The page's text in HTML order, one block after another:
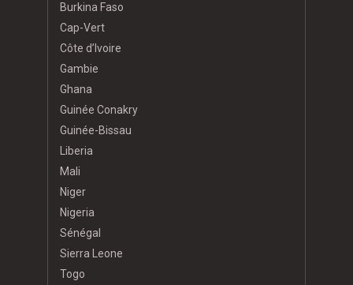
Burkina Faso
Cap-Vert
Côte d’Ivoire
Gambie
Ghana
Guinée Conakry
Guinée-Bissau
Liberia
Mali
Niger
Nigeria
Sénégal
Sierra Leone
Togo